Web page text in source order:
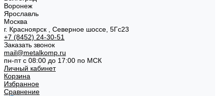
Воронеж
Ярославль
Москва
г. Красноярск , Северное шоссе, 5Гс23
+7 (8452) 24-30-51
Заказать звонок
mail@metalkomp.ru
пн-пт с 08:00 до 17:00 по МСК
Личный кабинет
Корзина
Избранное
Сравнение